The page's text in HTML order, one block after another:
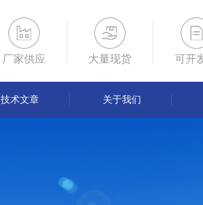
厂家供应 大量现货 可开
技术文章 关于我们